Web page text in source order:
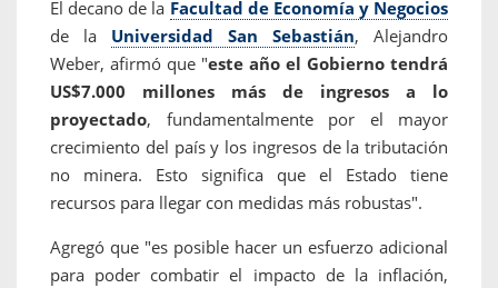
El decano de la Facultad de Economía y Negocios
de la Universidad San Sebastián, Alejandro
Weber, afirmó que "este año el Gobierno tendrá
US$7.000 millones más de ingresos a lo
proyectado, fundamentalmente por el mayor
crecimiento del país y los ingresos de la tributación
no minera. Esto significa que el Estado tiene
recursos para llegar con medidas más robustas".
Agregó que "es posible hacer un esfuerzo adicional
para poder combatir el impacto de la inflación,